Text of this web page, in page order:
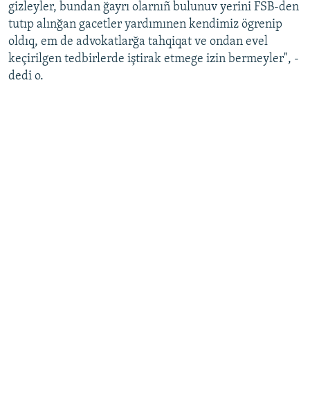
gizleyler, bundan ğayrı olarnıñ bulunuv yerini FSB-den
tutıp alınğan gacetler yardımınen kendimiz ögrenip
oldıq, em de advokatlarğa tahqiqat ve ondan evel
keçirilgen tedbirlerde iştirak etmege izin bermeyler", -
dedi o.